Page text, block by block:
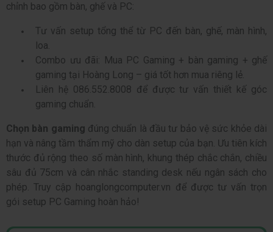
chỉnh bao gồm bàn, ghế và PC:
Tư vấn setup tổng thể từ PC đến bàn, ghế, màn hình,
loa.
Combo ưu đãi: Mua PC Gaming + bàn gaming + ghế
gaming tại Hoàng Long – giá tốt hơn mua riêng lẻ.
Liên hệ 086.552.8008 để được tư vấn thiết kế góc
gaming chuẩn.
Chọn bàn gaming đúng chuẩn là đầu tư bảo vệ sức khỏe dài
hạn và nâng tầm thẩm mỹ cho dàn setup của bạn. Ưu tiên kích
thước đủ rộng theo số màn hình, khung thép chắc chắn, chiều
sâu đủ 75cm và cân nhắc standing desk nếu ngân sách cho
phép. Truy cập hoanglongcomputer.vn để được tư vấn trọn
gói setup PC Gaming hoàn hảo!